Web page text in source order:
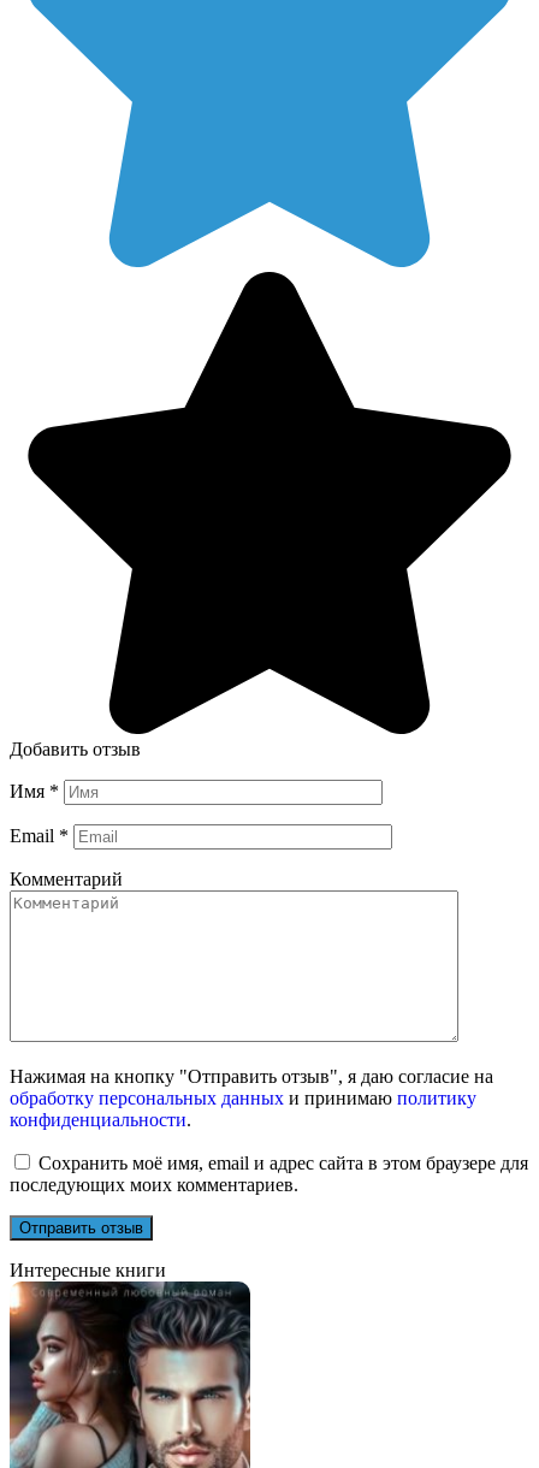
Добавить отзыв
Имя *
Email *
Комментарий
Нажимая на кнопку "Отправить отзыв", я даю согласие на
обработку персональных данных и принимаю политику
конфиденциальности.
Сохранить моё имя, email и адрес сайта в этом браузере для
последующих моих комментариев.
Интересные книги